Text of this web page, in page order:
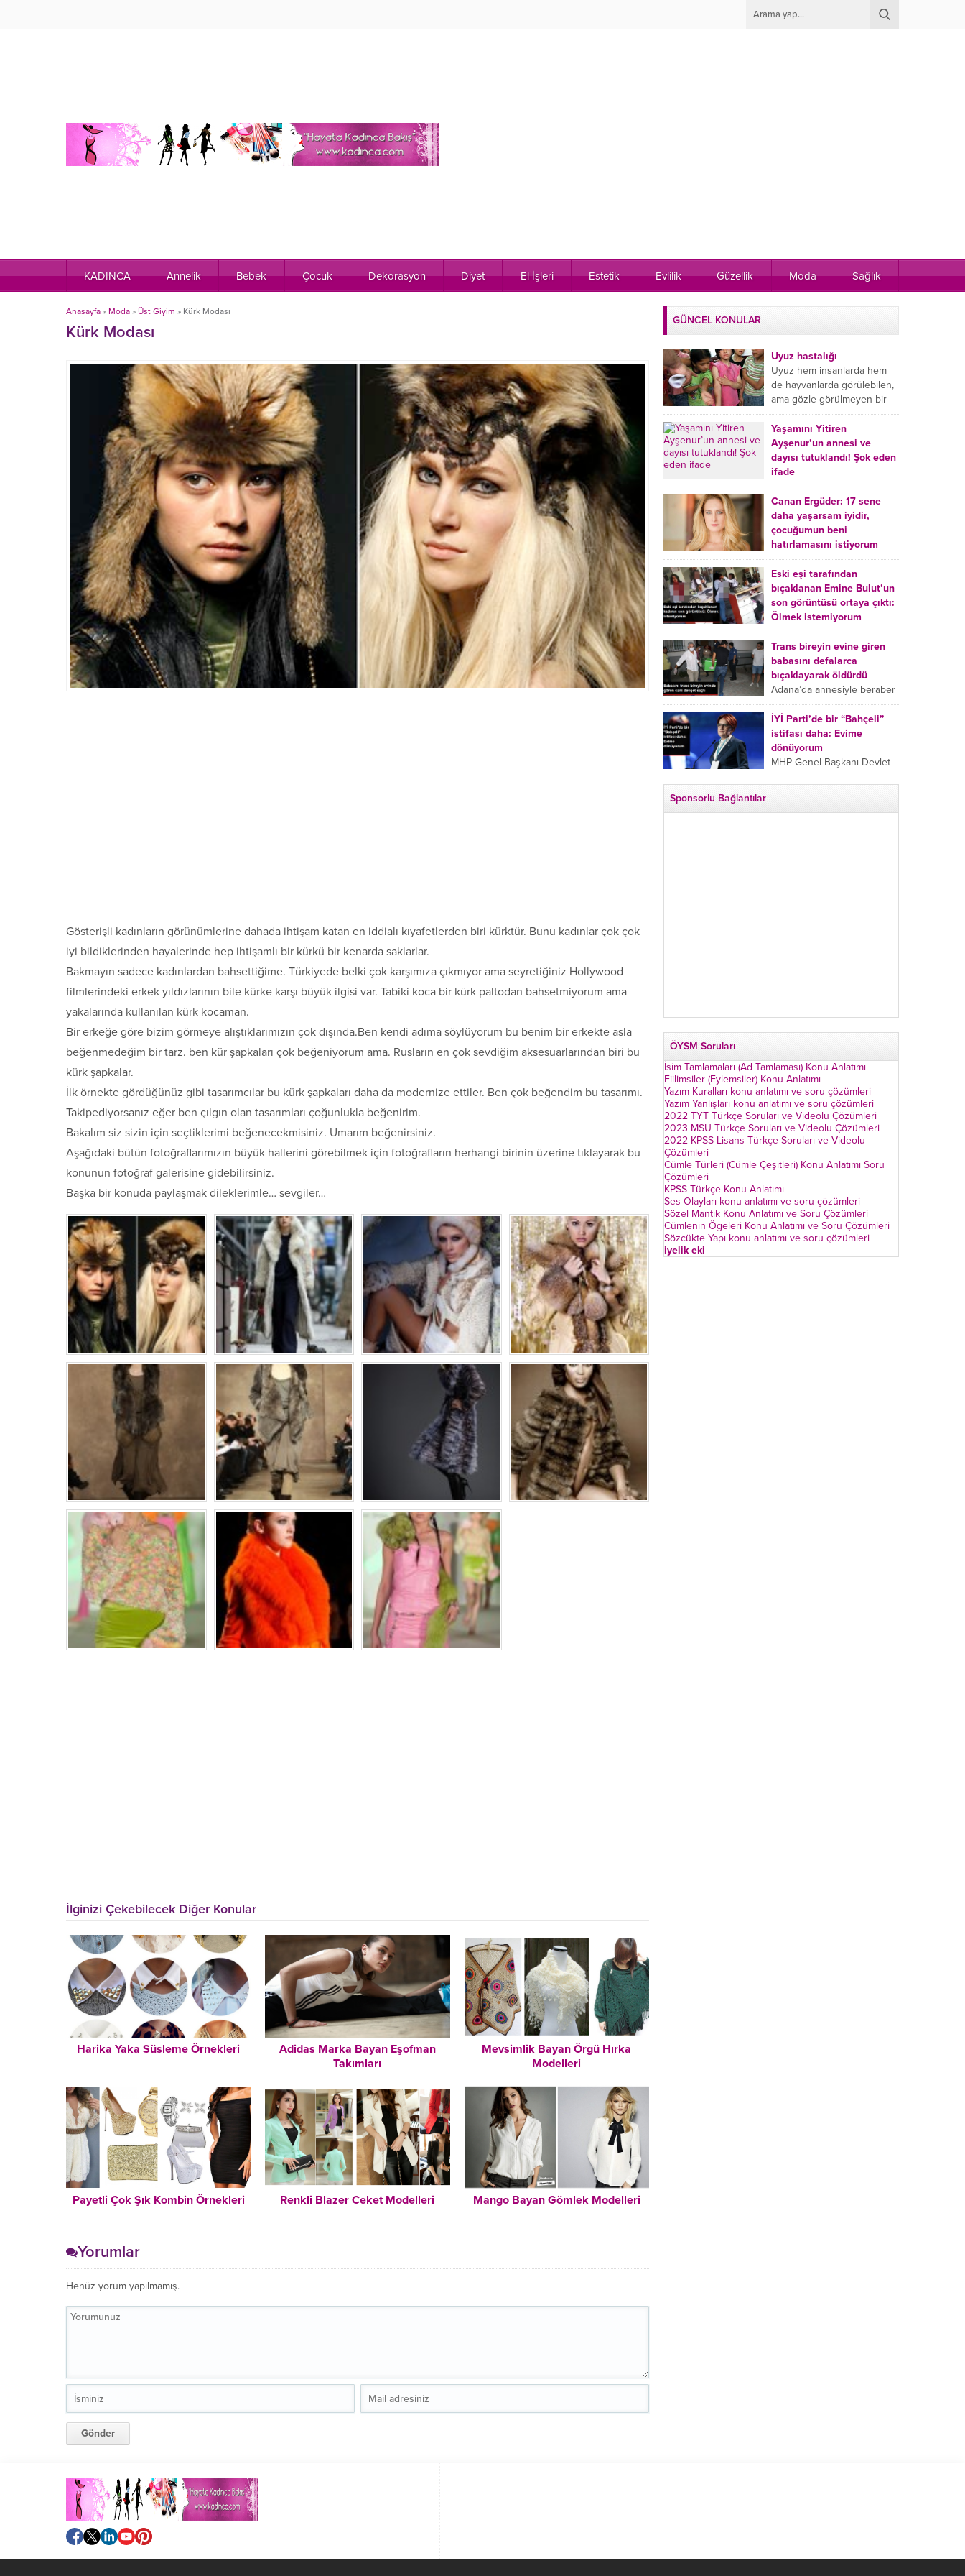
KADINCA Annelik Bebek Çocuk Dekorasyon Diyet El İşleri Estetik Evlilik Güzellik Moda Sağlık
Anasayfa » Moda » Üst Giyim » Kürk Modası
Kürk Modası
Gösterişli kadınların görünümlerine dahada ihtişam katan en iddialı kıyafetlerden biri kürktür. Bunu kadınlar çok çok
iyi bildiklerinden hayalerinde hep ihtişamlı bir kürkü bir kenarda saklarlar.
Bakmayın sadece kadınlardan bahsettiğime. Türkiyede belki çok karşımıza çıkmıyor ama seyretiğiniz Hollywood
filmlerindeki erkek yıldızlarının bile kürke karşı büyük ilgisi var. Tabiki koca bir kürk paltodan bahsetmiyorum ama
yakalarında kullanılan kürk kocaman.
Bir erkeğe göre bizim görmeye alıştıklarımızın çok dışında.Ben kendi adıma söylüyorum bu benim bir erkekte asla
beğenmedeğim bir tarz. ben kür şapkaları çok beğeniyorum ama. Rusların en çok sevdiğim aksesuarlarından biri bu
kürk şapkalar.
İlk örnekte gördüğünüz gibi tasarımcılar bu kürk şapkaları daha da modernize ettiler. Ben çok beğendim bu tasarımı.
Takipediyorsanız eğer ben çılgın olan tasarımları çoğunlukla beğenirim.
Bakalım siz sizin için seçtiklerimi beğenecekmisiniz. Umarım beğenirsiniz.
Aşağıdaki bütün fotoğraflarımızın büyük hallerini görebilmek için fotoğrafların herhangi birinin üzerine tıklayarak bu
konunun fotoğraf galerisine gidebilirsiniz.
Başka bir konuda paylaşmak dileklerimle… sevgiler…
İlginizi Çekebilecek Diğer Konular
Harika Yaka Süsleme Örnekleri
Adidas Marka Bayan Eşofman
Takımları
Mevsimlik Bayan Örgü Hırka
Modelleri
Payetli Çok Şık Kombin Örnekleri Renkli Blazer Ceket Modelleri Mango Bayan Gömlek Modelleri
Yorumlar
Henüz yorum yapılmamış.
GÜNCEL KONULAR
Uyuz hastalığı
Uyuz hem insanlarda hem
de hayvanlarda görülebilen,
ama gözle görülmeyen bir
tür mikroplu böcek
hastalığıdır. Uyuz hastalığı
(Urticaria), deride veya...
Yaşamını Yitiren
Ayşenur’un annesi ve
dayısı tutuklandı! Şok eden
ifade
Burdur’da yatağında ölü
bulunan Ayşenur Kazık’ın (2)
annesi Kader Karadeniz (23)
ile dayısı Hızır Tunç
Çetinkaya (19) tutuklandı.
Çetinkaya, ifadesinde...
Canan Ergüder: 17 sene
daha yaşarsam iyidir,
çocuğumun beni
hatırlamasını istiyorum
Kanser tedavisi gören ünlü
oyuncu Canan Ergüder,
hastalık sürecini anlattı:
Meme kanserine yakalanan
ünlü oyuncu Canan Ergüder
aklıma ilk ölümün...
Eski eşi tarafından
bıçaklanan Emine Bulut’un
son görüntüsü ortaya çıktı:
Ölmek istemiyorum
Kırıkkale’de eski eşi
tarafından boğazından
bıçaklanan Emine Bulut’un
“Ben ölmek istemiyorum”
demesi ve yanında bulunan
10 yaşındaki kızının “Anne
lütfen...
Trans bireyin evine giren
babasını defalarca
bıçaklayarak öldürdü
Adana’da annesiyle beraber
takip ettiği babasının trans
bireyin evine girdiği gören
cani, babasını vücudunun
çeşitli yerlerinden
bıçaklayarak öldürdü.
İYİ Parti’de bir “Bahçeli”
istifası daha: Evime
dönüyorum
MHP Genel Başkanı Devlet
Sponsorlu Bağlantılar
ÖYSM Soruları
İsim Tamlamaları (Ad Tamlaması) Konu Anlatımı
Fiilimsiler (Eylemsiler) Konu Anlatımı
Yazım Kuralları konu anlatımı ve soru çözümleri
Yazım Yanlışları konu anlatımı ve soru çözümleri
2022 TYT Türkçe Soruları ve Videolu Çözümleri
2023 MSÜ Türkçe Soruları ve Videolu Çözümleri
2022 KPSS Lisans Türkçe Soruları ve Videolu
Çözümleri
Cümle Türleri (Cümle Çeşitleri) Konu Anlatımı Soru
Çözümleri
KPSS Türkçe Konu Anlatımı
Ses Olayları konu anlatımı ve soru çözümleri
Sözel Mantık Konu Anlatımı ve Soru Çözümleri
Cümlenin Ögeleri Konu Anlatımı ve Soru Çözümleri
Sözcükte Yapı konu anlatımı ve soru çözümleri
iyelik eki